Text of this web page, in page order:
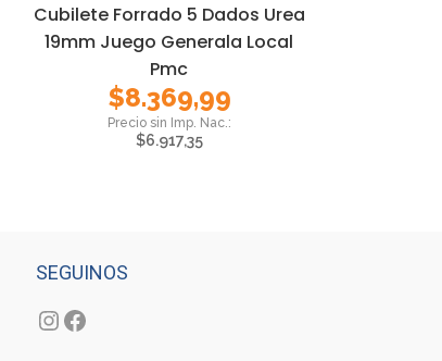
Cubilete Forrado 5 Dados Urea
19mm Juego Generala Local
Pmc
$8.369,99
$6.917,35
SEGUINOS
Instagram
Facebook